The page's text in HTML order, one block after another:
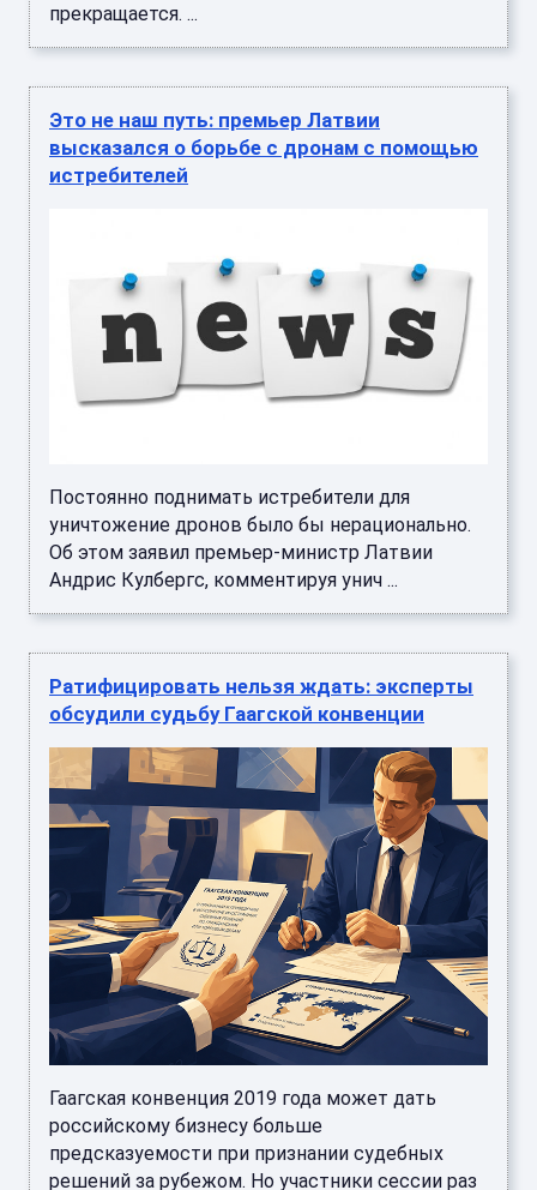
прекращается. ...
Это не наш путь: премьер Латвии
высказался о борьбе с дронам с помощью
истребителей
Постоянно поднимать истребители для
уничтожение дронов было бы нерационально.
Об этом заявил премьер-министр Латвии
Андрис Кулбергс, комментируя унич ...
Ратифицировать нельзя ждать: эксперты
обсудили судьбу Гаагской конвенции
Гаагская конвенция 2019 года может дать
российскому бизнесу больше
предсказуемости при признании судебных
решений за рубежом. Но участники сессии раз